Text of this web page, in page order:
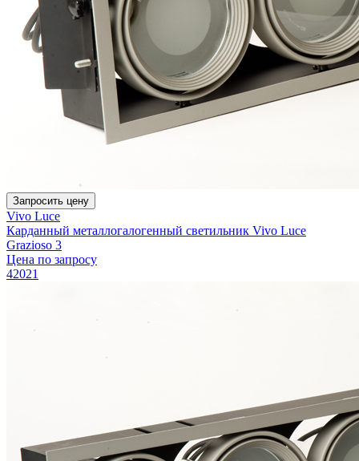
Запросить цену
Vivo Luce
Карданный металлогалогенный светильник Vivo Luce
Grazioso 3
Цена по запросу
42021